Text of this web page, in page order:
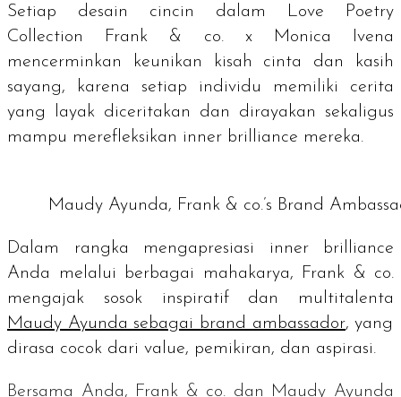
Setiap desain cincin dalam Love Poetry
Collection Frank & co. x Monica Ivena
mencerminkan keunikan kisah cinta dan kasih
sayang, karena setiap individu memiliki cerita
yang layak diceritakan dan dirayakan sekaligus
mampu merefleksikan inner brilliance mereka.
Maudy Ayunda, Frank & co.’s Brand
Dalam rangka mengapresiasi inner brilliance
Anda melalui berbagai mahakarya, Frank & co.
mengajak sosok inspiratif dan multitalenta
Maudy Ayunda sebagai brand ambassador, yang
dirasa cocok dari value, pemikiran, dan aspirasi.
Bersama Anda, Frank & co. dan Maudy Ayunda